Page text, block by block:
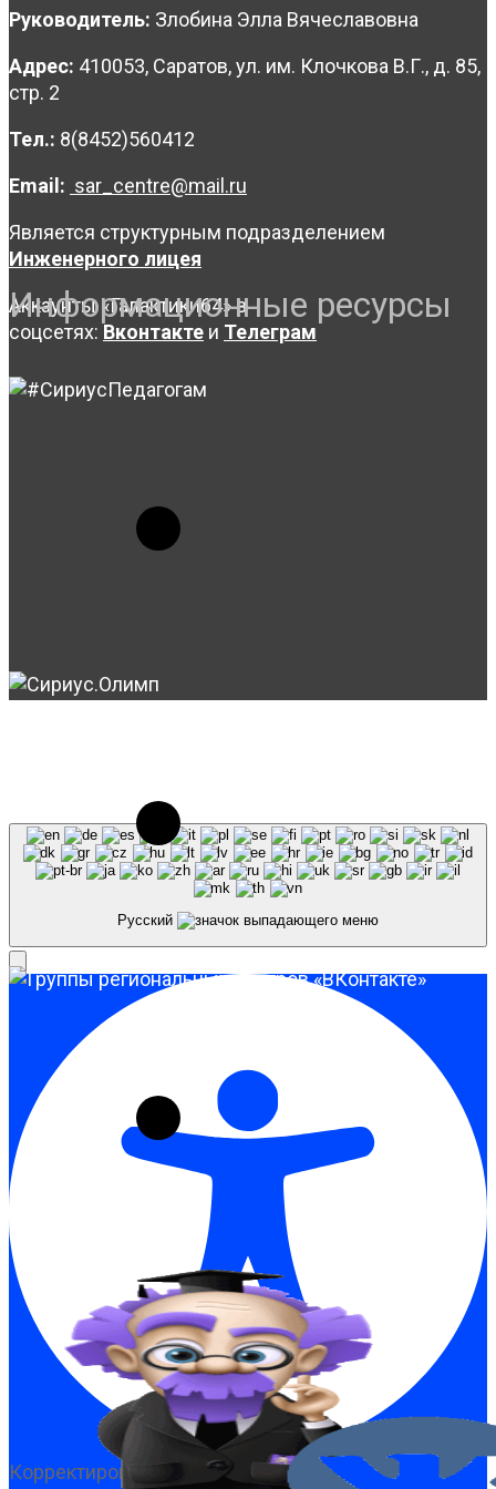
Руководитель: Злобина Элла Вячеславовна
Адрес: 410053, Саратов, ул. им. Клочкова В.Г., д. 85,
стр. 2
Тел.: 8(8452)560412
Email: sar_centre@mail.ru
Является структурным подразделением
Инженерного лицея
Аккаунты «Галактики64» в
соцсетях: Вконтакте и Телеграм
Информационные ресурсы
Русский
Корректировка доступности